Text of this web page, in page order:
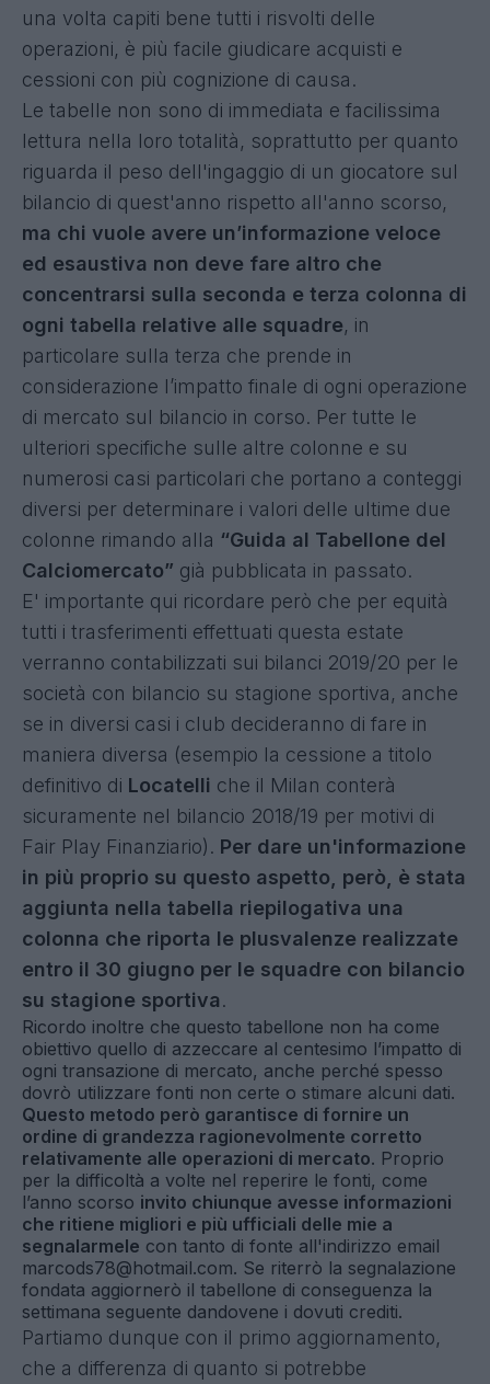
una volta capiti bene tutti i risvolti delle
operazioni, è più facile giudicare acquisti e
cessioni con più cognizione di causa.
Le tabelle non sono di immediata e facilissima
lettura nella loro totalità, soprattutto per quanto
riguarda il peso dell'ingaggio di un giocatore sul
bilancio di quest'anno rispetto all'anno scorso,
ma chi vuole avere un’informazione veloce
ed esaustiva non deve fare altro che
concentrarsi sulla seconda e terza colonna di
ogni tabella relative alle squadre, in
particolare sulla terza che prende in
considerazione l’impatto finale di ogni operazione
di mercato sul bilancio in corso. Per tutte le
ulteriori specifiche sulle altre colonne e su
numerosi casi particolari che portano a conteggi
diversi per determinare i valori delle ultime due
colonne rimando alla “Guida al Tabellone del
Calciomercato” già pubblicata in passato.
E' importante qui ricordare però che per equità
tutti i trasferimenti effettuati questa estate
verranno contabilizzati sui bilanci 2019/20 per le
società con bilancio su stagione sportiva, anche
se in diversi casi i club decideranno di fare in
maniera diversa (esempio la cessione a titolo
definitivo di Locatelli che il Milan conterà
sicuramente nel bilancio 2018/19 per motivi di
Fair Play Finanziario). Per dare un'informazione
in più proprio su questo aspetto, però, è stata
aggiunta nella tabella riepilogativa una
colonna che riporta le plusvalenze realizzate
entro il 30 giugno per le squadre con bilancio
su stagione sportiva.
Ricordo inoltre che questo tabellone non ha come
obiettivo quello di azzeccare al centesimo l’impatto di
ogni transazione di mercato, anche perché spesso
dovrò utilizzare fonti non certe o stimare alcuni dati.
Questo metodo però garantisce di fornire un
ordine di grandezza ragionevolmente corretto
relativamente alle operazioni di mercato. Proprio
per la difficoltà a volte nel reperire le fonti, come
l’anno scorso invito chiunque avesse informazioni
che ritiene migliori e più ufficiali delle mie a
segnalarmele con tanto di fonte all'indirizzo email
marcods78@hotmail.com. Se riterrò la segnalazione
fondata aggiornerò il tabellone di conseguenza la
settimana seguente dandovene i dovuti crediti.
Partiamo dunque con il primo aggiornamento,
che a differenza di quanto si potrebbe